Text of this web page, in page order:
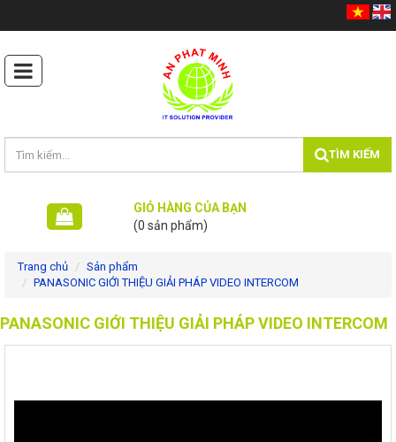
TÌM KIẾM
GIỎ HÀNG CỦA BẠN
(0 sản phẩm)
Máy photocopy
Trang chủ
Sản phẩm
PANASONIC GIỚI THIỆU GIẢI PHÁP VIDEO INTERCOM
PANASONIC GIỚI THIỆU GIẢI PHÁP VIDEO INTERCOM